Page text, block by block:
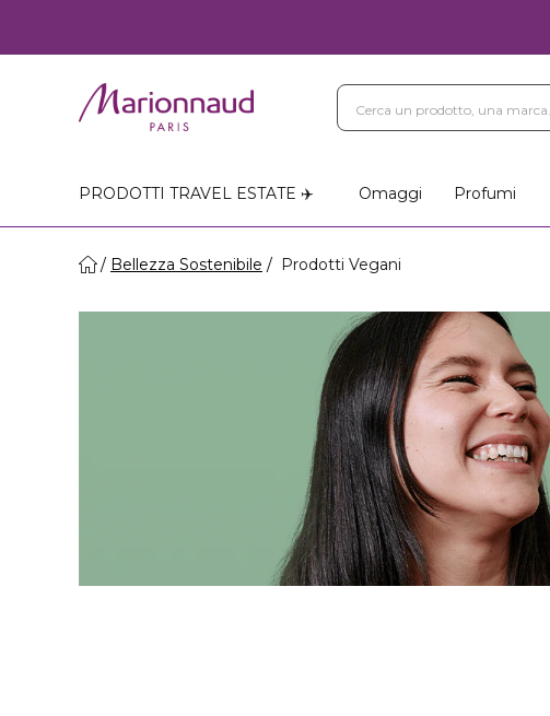
PRODOTTI TRAVEL ESTATE ✈️ Omaggi Profumi
Bellezza Sostenibile Prodotti Vegani